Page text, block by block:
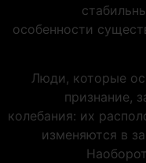
особенности
Люди, которые
признание,
колебания: их
изменяются в